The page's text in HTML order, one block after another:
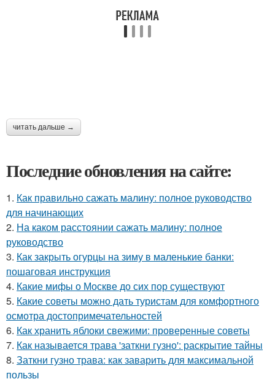
читать дальше →
Последние обновления на сайте:
1. Как правильно сажать малину: полное руководство
для начинающих
2. На каком расстоянии сажать малину: полное
руководство
3. Как закрыть огурцы на зиму в маленькие банки:
пошаговая инструкция
4. Какие мифы о Москве до сих пор существуют
5. Какие советы можно дать туристам для комфортного
осмотра достопримечательностей
6. Как хранить яблоки свежими: проверенные советы
7. Как называется трава 'заткни гузно': раскрытие тайны
8. Заткни гузно трава: как заварить для максимальной
пользы